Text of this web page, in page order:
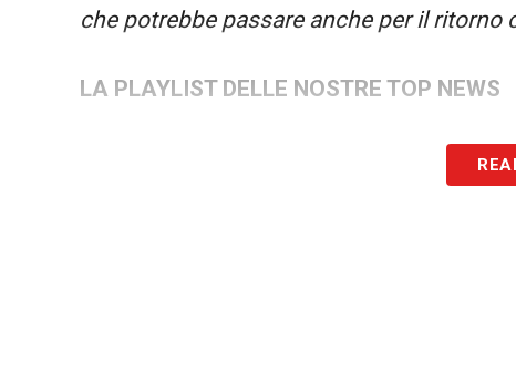
che potrebbe passare anche per il ritorno
LA PLAYLIST DELLE NOSTRE TOP NEWS